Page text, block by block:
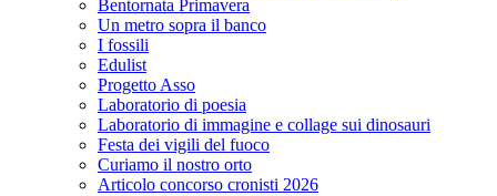
Bentornata Primavera
Un metro sopra il banco
I fossili
Edulist
Progetto Asso
Laboratorio di poesia
Laboratorio di immagine e collage sui dinosauri
Festa dei vigili del fuoco
Curiamo il nostro orto
Articolo concorso cronisti 2026